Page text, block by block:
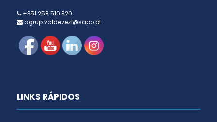
+351 258 510 320
agrup.valdevez1@sapo.pt
LINKS RÁPIDOS